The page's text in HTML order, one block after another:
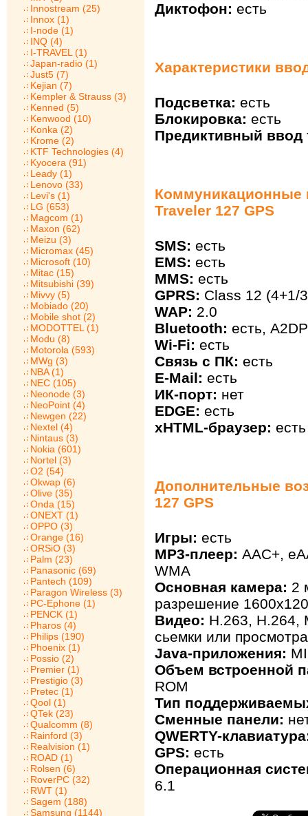
Innostream (25)
Innox (1)
I-node (1)
INQ (4)
I-TRAVEL (1)
Japan-radio (1)
Just5 (7)
Kejian (7)
Kempler & Strauss (3)
Kenned (5)
Kenwood (10)
Konka (2)
Krome (2)
KTF Technologies (4)
Kyocera (91)
Leady (1)
Lenovo (33)
Levi's (1)
LG (653)
Magcom (1)
Maxon (62)
Meizu (3)
Micromax (45)
Microsoft (10)
Mitac (15)
Mitsubishi (39)
Mivvy (5)
Mobiado (20)
Mobile shot (2)
MODOTTEL (1)
Modu (8)
Motorola (593)
MWg (3)
NBA (1)
NEC (105)
Neonode (3)
NeoPoint (4)
Newgen (22)
Nextel (4)
Nintaus (3)
Nokia (601)
Nortel (3)
O2 (54)
Okwap (6)
Olive (35)
Onda (15)
ONEXT (1)
OPPO (3)
Orange (16)
ORSiO (3)
Palm (23)
Panasonic (69)
Pantech (109)
Paragon Wireless (3)
PC-Ephone (1)
PENCK (1)
Pharos (4)
Philips (190)
Phoenix (1)
Possio (2)
Premier (1)
Prestigio (3)
Pretec (1)
Qool (1)
QTek (23)
Qualcomm (8)
Rainford (3)
Realvision (1)
ROAD (1)
Rolsen (6)
RoverPC (32)
RWT (1)
Sagem (188)
Samsung (1144)
Диктофон: есть
Характеристики
Подсветка: есть
Блокировка: есть
Предиктивный ввод
Коммуникационные
Traveler 127 GPS
SMS: есть
EMS: есть
MMS: есть
GPRS: Class 12 (4+1/
WAP: 2.0
Bluetooth: есть, A2DP
Wi-Fi: есть
Связь с ПК: есть
E-Mail: есть
ИК-порт: нет
EDGE: есть
xHTML-браузер: есть
Дополнительные
127 GPS
Игры: есть
MP3-плеер: AAC+,
WMA
Основная камера: 2
разрешение
Видео: H.263, H.264,
сьемки или просмотра
Java-приложения:
Объем встроенной
ROM
Тип
Сменные панели:
QWERTY-
GPS: есть
Операционная
6.1